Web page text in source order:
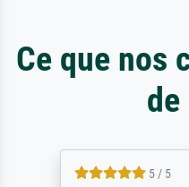
Ce que nos
de
5 / 5